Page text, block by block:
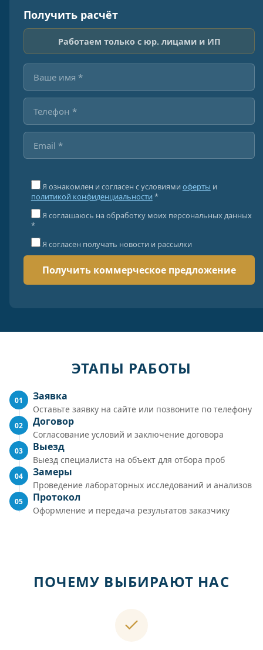
Получить расчёт
Работаем только с юр. лицами и ИП
Я ознакомлен и согласен с условиями оферты и
политикой конфиденциальности *
Я соглашаюсь на обработку моих персональных данных
*
Я согласен получать новости и рассылки
ЭТАПЫ РАБОТЫ
01 Заявка
Оставьте заявку на сайте или позвоните по телефону
02 Договор
Согласование условий и заключение договора
03 Выезд
Выезд специалиста на объект для отбора проб
04 Замеры
Проведение лабораторных исследований и анализов
05 Протокол
Оформление и передача результатов заказчику
ПОЧЕМУ ВЫБИРАЮТ НАС